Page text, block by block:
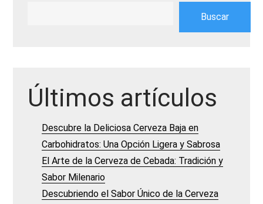
Buscar
Últimos artículos
Descubre la Deliciosa Cerveza Baja en
Carbohidratos: Una Opción Ligera y Sabrosa
El Arte de la Cerveza de Cebada: Tradición y
Sabor Milenario
Descubriendo el Sabor Único de la Cerveza